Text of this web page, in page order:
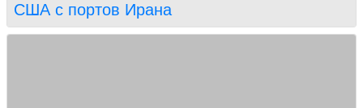
США с портов Ирана